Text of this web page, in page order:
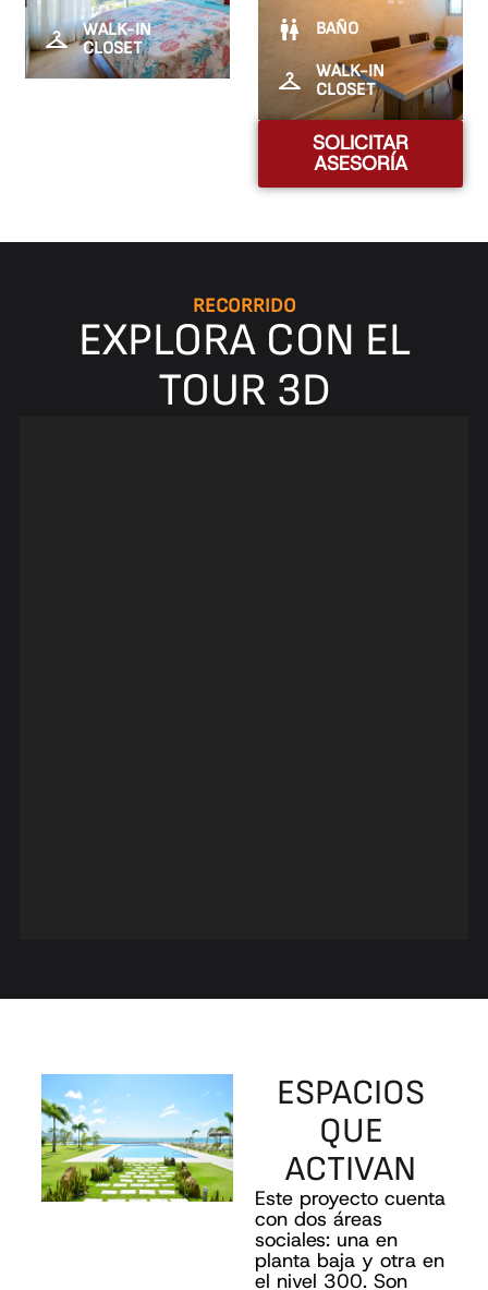
BAÑO
WALK-IN
CLOSET
SOLICITAR
ASESORÍA
WALK-IN
CLOSET
RECORRIDO
EXPLORA CON EL
TOUR 3D
ESPACIOS
QUE
ACTIVAN
Este proyecto cuenta
con dos áreas
sociales: una en
planta baja y otra en
el nivel 300. Son